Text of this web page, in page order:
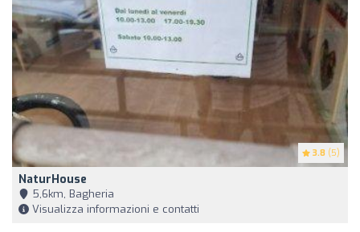
3.8 (5)
NaturHouse
5,6km, Bagheria
Visualizza informazioni e contatti